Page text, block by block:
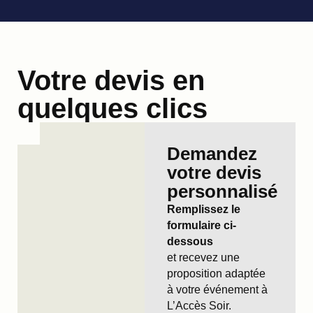
Votre devis en
quelques clics
Demandez
votre devis
personnalisé
Remplissez le
formulaire ci-
dessous
et recevez une
proposition adaptée
à votre événement à
L’Accès Soir.